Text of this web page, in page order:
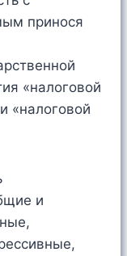
принося
«налоговой
«налоговой
и